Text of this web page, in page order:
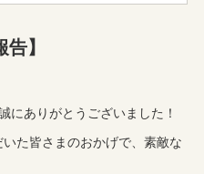
】
にありがとうございました！
た皆さまのおかげで、素敵な